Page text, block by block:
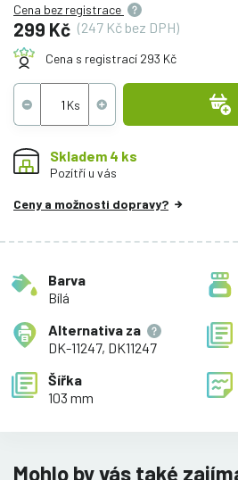
Cena bez registrace
299 Kč (247 Kč bez DPH)
Cena s registrací 293 Kč
Skladem 4 ks
Pozítří u vás
Ceny a možnosti dopravy?
Barva
Bílá
Alternativa za
DK-11247, DK11247
Šířka
103 mm
Mohlo by vás také